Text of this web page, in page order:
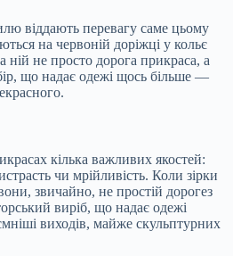
віддають перевагу саме цьому
на червоній доріжці у кольє
ній не просто дорога прикраса, а
що надає одежі щось більше —
кілька важливих якостей:
чи мрійливість. Коли зірки
звичайно, не простій дорогез
виріб, що надає одежі
виходів, майже скульптурних